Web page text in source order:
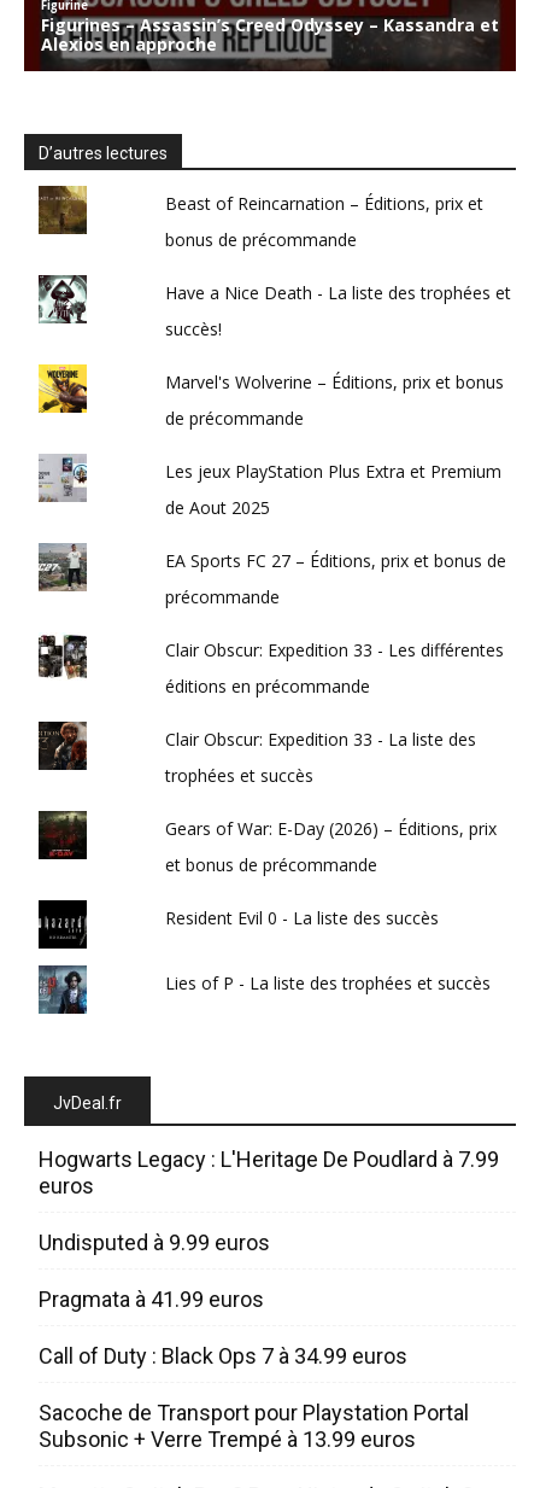
D’autres lectures
Beast of Reincarnation – Éditions, prix et
bonus de précommande
Have a Nice Death - La liste des trophées et
succès!
Marvel's Wolverine – Éditions, prix et bonus
de précommande
Les jeux PlayStation Plus Extra et Premium
de Aout 2025
EA Sports FC 27 – Éditions, prix et bonus de
précommande
Clair Obscur: Expedition 33 - Les différentes
éditions en précommande
Clair Obscur: Expedition 33 - La liste des
trophées et succès
Gears of War: E-Day (2026) – Éditions, prix
et bonus de précommande
Resident Evil 0 - La liste des succès
Lies of P - La liste des trophées et succès
JvDeal.fr
Hogwarts Legacy : L'Heritage De Poudlard à 7.99
euros
Undisputed à 9.99 euros
Pragmata à 41.99 euros
Call of Duty : Black Ops 7 à 34.99 euros
Sacoche de Transport pour Playstation Portal
Subsonic + Verre Trempé à 13.99 euros